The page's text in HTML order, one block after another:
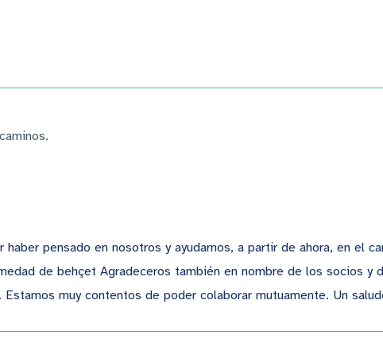
haber pensado en nosotros y ayudarnos, a partir de ahora, en el
de behçet Agradeceros también en nombre de los socios y
muy contentos de poder colaborar mutuamente. Un